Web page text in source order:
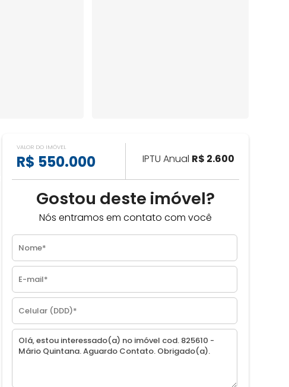
VALOR DO IMÓVEL
R$ 550.000 IPTU Anual R$ 2.600
Gostou deste imóvel?
Nós entramos em contato com você